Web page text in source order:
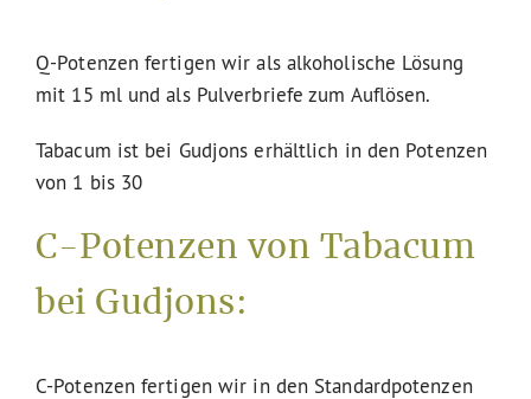
Q-Potenzen fertigen wir als alkoholische Lösung
mit 15 ml und als Pulverbriefe zum Auflösen.
Tabacum ist bei Gudjons erhältlich in den Potenzen
von 1 bis 30
C-Potenzen von Tabacum
bei Gudjons:
C-Potenzen fertigen wir in den Standardpotenzen